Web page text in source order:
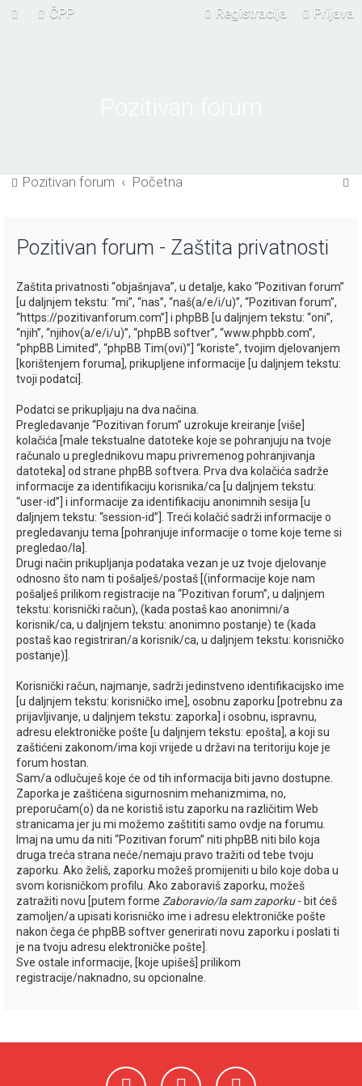
ČPP Prijava
Registracija
Pozitivan forum Početna
Pozitivan forum - Zaštita privatnosti
Zaštita privatnosti “objašnjava”, u detalje, kako “Pozitivan forum”
[u daljnjem tekstu: “mi”, “nas”, “naš(a/e/i/u)”, “Pozitivan forum”,
“https://pozitivanforum.com”] i phpBB [u daljnjem tekstu: “oni”,
“njih”, “njihov(a/e/i/u)”, “phpBB softver”, “www.phpbb.com”,
“phpBB Limited”, “phpBB Tim(ovi)”] “koriste”, tvojim djelovanjem
[korištenjem foruma], prikupljene informacije [u daljnjem tekstu:
tvoji podatci].
Podatci se prikupljaju na dva načina.
Pregledavanje “Pozitivan forum” uzrokuje kreiranje [više]
kolačića [male tekstualne datoteke koje se pohranjuju na tvoje
računalo u preglednikovu mapu privremenog pohranjivanja
datoteka] od strane phpBB softvera. Prva dva kolačića sadrže
informacije za identifikaciju korisnika/ca [u daljnjem tekstu:
“user-id”] i informacije za identifikaciju anonimnih sesija [u
daljnjem tekstu: “session-id”]. Treći kolačić sadrži informacije o
pregledavanju tema [pohranjuje informacije o tome koje teme si
pregledao/la].
Drugi način prikupljanja podataka vezan je uz tvoje djelovanje
odnosno što nam ti pošalješ/postaš [(informacije koje nam
pošalješ prilikom registracije na “Pozitivan forum”, u daljnjem
tekstu: korisnički račun), (kada postaš kao anonimni/a
korisnik/ca, u daljnjem tekstu: anonimno postanje) te (kada
postaš kao registriran/a korisnik/ca, u daljnjem tekstu: korisničko
postanje)].
Korisnički račun, najmanje, sadrži jedinstveno identifikacijsko ime
[u daljnjem tekstu: korisničko ime], osobnu zaporku [potrebnu za
prijavljivanje, u daljnjem tekstu: zaporka] i osobnu, ispravnu,
adresu elektroničke pošte [u daljnjem tekstu: epošta], a koji su
zaštićeni zakonom/ima koji vrijede u državi na teritoriju koje je
forum hostan.
Sam/a odlučuješ koje će od tih informacija biti javno dostupne.
Zaporka je zaštićena sigurnosnim mehanizmima, no,
preporučam(o) da ne koristiš istu zaporku na različitim Web
stranicama jer ju mi možemo zaštititi samo ovdje na forumu.
Imaj na umu da niti “Pozitivan forum” niti phpBB niti bilo koja
druga treća strana neće/nemaju pravo tražiti od tebe tvoju
zaporku. Ako želiš, zaporku možeš promijeniti u bilo koje doba u
svom korisničkom profilu. Ako zaboraviš zaporku, možeš
zatražiti novu [putem forme Zaboravio/la sam zaporku- bit ćeš
zamoljen/a upisati korisničko ime i adresu elektroničke pošte
nakon čega će phpBB softver generirati novu zaporku i poslati ti
je na tvoju adresu elektroničke pošte].
Sve ostale informacije, [koje upišeš] prilikom
registracije/naknadno, su opcionalne.